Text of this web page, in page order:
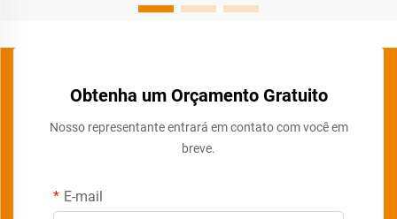
Obtenha um Orçamento Gratuito
Nosso representante entrará em contato com você em
breve.
E-mail